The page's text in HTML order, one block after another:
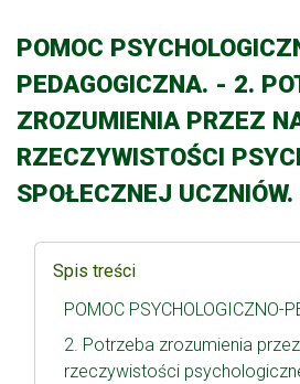
POMOC
PEDAGOGICZNA. - 2.
ZROZUMIENIA PRZEZ
RZECZYWISTOŚCI
SPOŁECZNEJ UCZNIÓW.
Spis treści
POMOC PSYCHOLOGICZNO-
2. Potrzeba zrozumienia
rzeczywistości